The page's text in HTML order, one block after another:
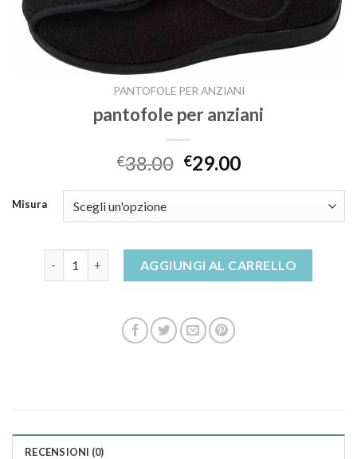
PANTOFOLE PER ANZIANI
pantofole per anziani
€38.00 €29.00
Misura
AGGIUNGI AL CARRELLO
RECENSIONI (0)